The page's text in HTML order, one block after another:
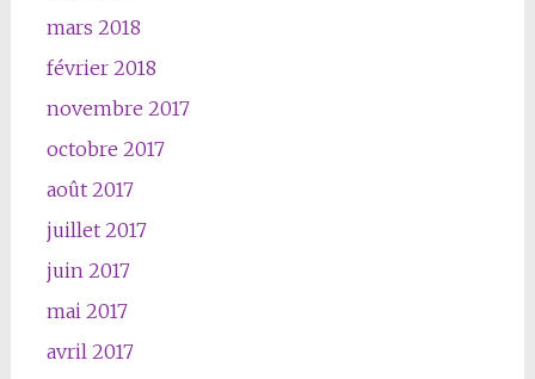
mars 2018
février 2018
novembre 2017
octobre 2017
août 2017
juillet 2017
juin 2017
mai 2017
avril 2017